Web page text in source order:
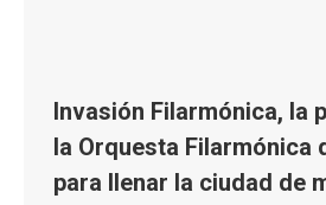
Invasión Filarmónica, la
la Orquesta Filarmónica
para llenar la ciudad de